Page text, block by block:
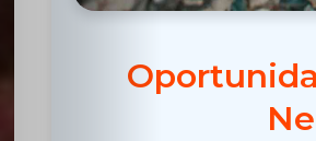
Bershka
Casting